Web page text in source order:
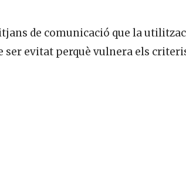
de comunicació que la
ser evitat perquè vulnera els